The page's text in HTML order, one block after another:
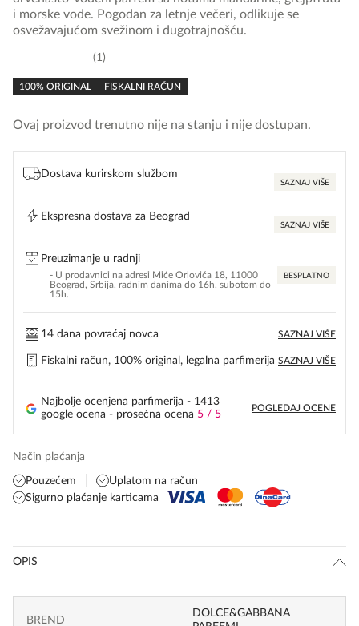
rating
1
100% ORIGINAL FISKALNI RAČUN
i morske vode. Pogodan za letnje večeri, odlikuje se
osvežavajućom svežinom i dugotrajnošću.
Ovaj proizvod trenutno nije na stanju i nije dostupan.
Dostava kurirskom službom
SAZNAJ VIŠE
Ekspresna dostava za Beograd
SAZNAJ VIŠE
Preuzimanje u radnji
- U prodavnici na adresi Miće Orlovića 18, 11000
Beograd, Srbija, radnim danima do 16h, subotom do
15h.
BESPLATNO
14 dana povraćaj novca SAZNAJ VIŠE
Fiskalni račun, 100% original, legalna parfimerija SAZNAJ VIŠE
Najbolje ocenjena parfimerija - 1413
google ocena - prosečna ocena 5 / 5
POGLEDAJ OCENE
Način plaćanja
Pouzećem
Uplatom na račun
Sigurno plaćanje karticama
OPIS
BREND
DOLCE&GABBANA